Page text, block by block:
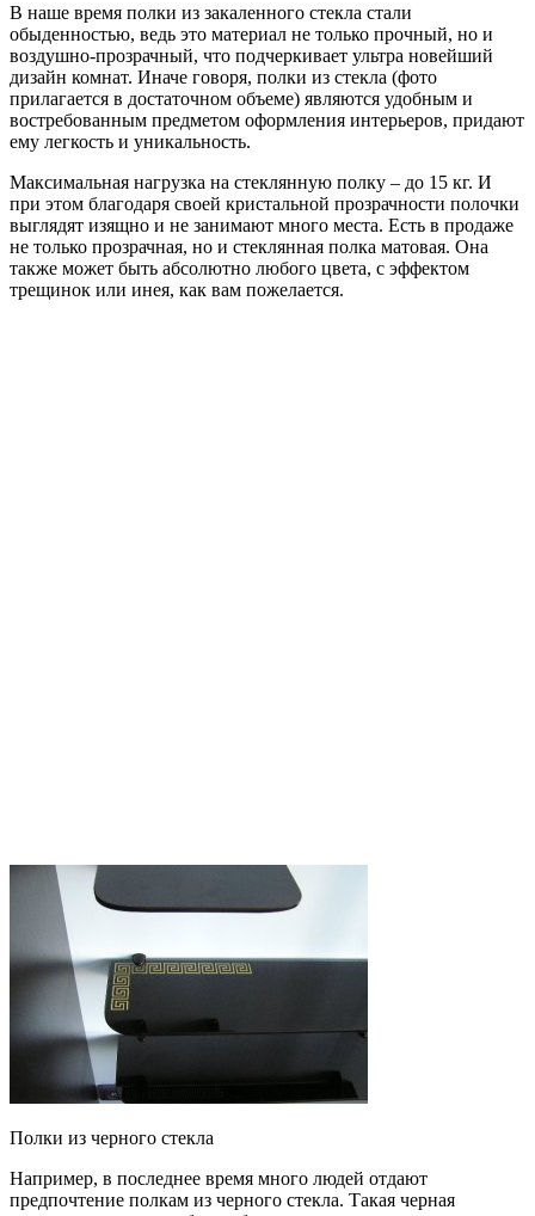
В наше время полки из закаленного стекла стали
обыденностью, ведь это материал не только прочный, но и
воздушно-прозрачный, что подчеркивает ультра новейший
дизайн комнат. Иначе говоря, полки из стекла (фото
прилагается в достаточном объеме) являются удобным и
востребованным предметом оформления интерьеров, придают
ему легкость и уникальность.
Максимальная нагрузка на стеклянную полку – до 15 кг. И
при этом благодаря своей кристальной прозрачности полочки
выглядят изящно и не занимают много места. Есть в продаже
не только прозрачная, но и стеклянная полка матовая. Она
также может быть абсолютно любого цвета, с эффектом
трещинок или инея, как вам пожелается.
Полки из черного стекла
Например, в последнее время много людей отдают
предпочтение полкам из черного стекла. Такая черная